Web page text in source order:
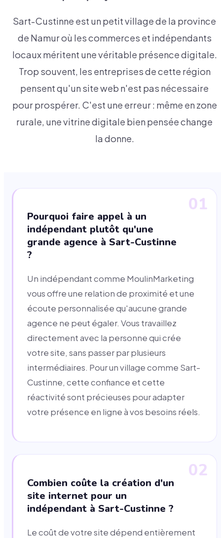
Sart-Custinne est un petit village de la province
de Namur où les commerces et indépendants
locaux méritent une véritable présence digitale.
Trop souvent, les entreprises de cette région
pensent qu'un site web n'est pas nécessaire
pour prospérer. C'est une erreur : même en zone
rurale, une vitrine digitale bien pensée change
la donne.
01
Pourquoi faire appel à un
indépendant plutôt qu'une
grande agence à Sart-Custinne
?
Un indépendant comme MoulinMarketing
vous offre une relation de proximité et une
écoute personnalisée qu'aucune grande
agence ne peut égaler. Vous travaillez
directement avec la personne qui crée
votre site, sans passer par plusieurs
intermédiaires. Pour un village comme Sart-
Custinne, cette confiance et cette
réactivité sont précieuses pour adapter
votre présence en ligne à vos besoins réels.
02
Combien coûte la création d'un
site internet pour un
indépendant à Sart-Custinne ?
Le coût de votre site dépend entièrement